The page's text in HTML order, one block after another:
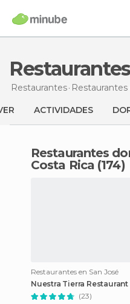
Restaurantes Restaurantes
ACTIVIDADES
Restaurantes donde comer en
Costa Rica (174)
Restaurantes en San José
Nuestra Tierra Restaurant
(23)